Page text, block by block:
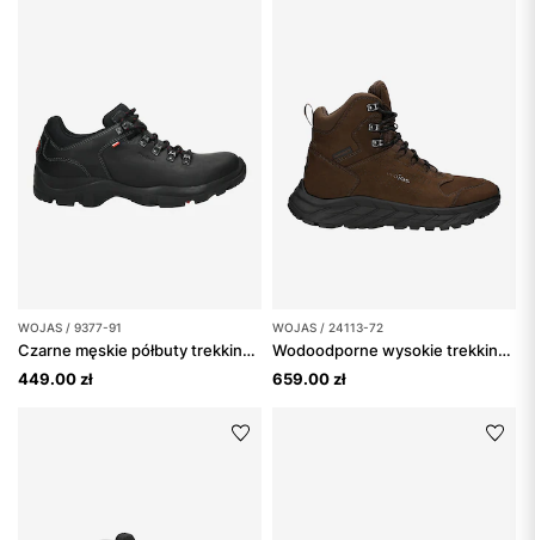
WOJAS / 9377-91
Czarne męskie półbuty trekkingowe
449.00 zł
WOJAS / 24113-72
Wodoodporne wysokie trekkingi męskie z nubuku
659.00 zł